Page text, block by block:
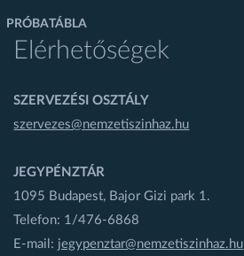
PRÓBATÁBLA
Elérhetőségek
SZERVEZÉSI OSZTÁLY
szervezes@nemzetiszinhaz.hu
JEGYPÉNZTÁR
1095 Budapest, Bajor Gizi park 1.
Telefon: 1/476-6868
E-mail: jegypenztar@nemzetiszinhaz.hu